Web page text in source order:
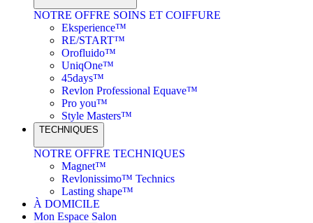
NOTRE OFFRE SOINS ET COIFFURE
Eksperience™
RE/START™
Orofluido™
UniqOne™
45days™
Revlon Professional Equave™
Pro you™
Style Masters™
TECHNIQUES
NOTRE OFFRE TECHNIQUES
Magnet™
Revlonissimo™ Technics
Lasting shape™
À DOMICILE
Mon Espace Salon